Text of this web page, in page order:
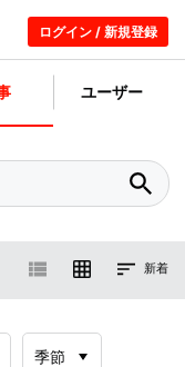
ログイン / 新規登録
ユーザー
新着
季節